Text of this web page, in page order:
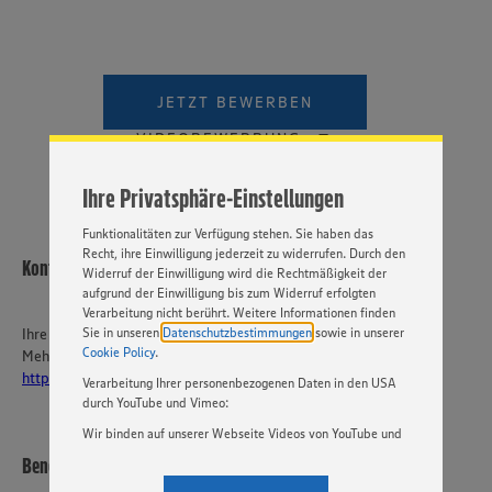
Ihre Privatsphäre-Einstellungen
ermöglichen. Wir verwenden Ihre Daten, um unsere
Website zu personalisieren und Ihnen möglichst relevante
Cookies und anderer Technologien ist freiwillig und kann
„EINSTELLUNGEN ÄNDERN”. Bitte beachten Sie, dass auf
Basis Ihrer Einstellungen ggf. nicht mehr alle
Funktionalitäten zur Verfügung stehen. Sie haben das
Recht, ihre Einwilligung jederzeit zu widerrufen. Durch den
Widerruf der Einwilligung wird die Rechtmäßigkeit der
aufgrund der Einwilligung bis zum Widerruf erfolgten
Verarbeitung nicht berührt. Weitere Informationen finden
Sie in unseren Datenschutzbestimmungen sowie in unserer
Cookie Policy.
Verarbeitung Ihrer personenbezogenen Daten in den USA
durch YouTube und Vimeo:
Wir binden auf unserer Webseite Videos von YouTube und
Einstellungen bezüglich YouTube und Vimeo zu ändern,
JETZT BEWERBEN
VIDEOBEWERBUNG
Kontakt
Ihre Ansprechperson
Mehr über EDEKA Südwest:
https://karriere-edeka.de/
Benedikt Paul e. K.